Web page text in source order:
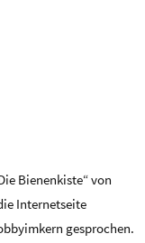
Bienenkiste“ von
Internetseite
gesprochen.